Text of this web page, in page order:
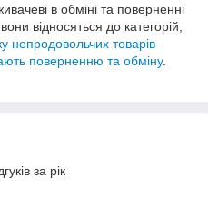
в обміні та поверненні
відносяться до категорій,
непродовольчих товарів
поверненню та обміну.
за рік